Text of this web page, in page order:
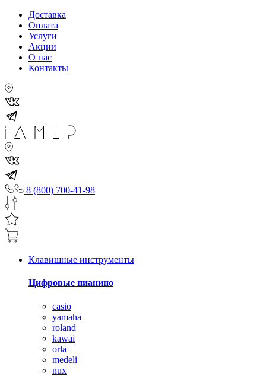
Доставка
Оплата
Услуги
Акции
О нас
Контакты
8 (800) 700-41-98
Клавишные инструменты
Цифровые пианино
casio
yamaha
roland
kawai
orla
medeli
nux